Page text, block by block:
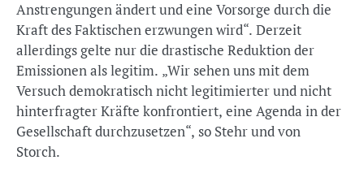
Anstrengungen ändert und eine Vorsorge durch die
Kraft des Faktischen erzwungen wird“. Derzeit
allerdings gelte nur die drastische Reduktion der
Emissionen als legitim. „Wir sehen uns mit dem
Versuch demokratisch nicht legitimierter und nicht
hinterfragter Kräfte konfrontiert, eine Agenda in der
Gesellschaft durchzusetzen“, so Stehr und von
Storch.